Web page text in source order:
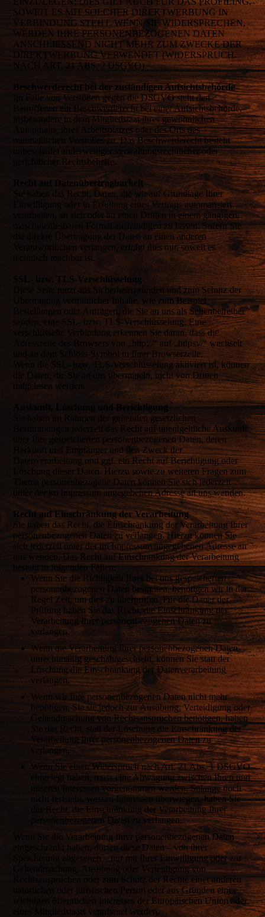
SOWEIT ES MIT SOLCHER DIREKTWERBUNG IN
VERBINDUNG STEHT. WENN SIE WIDERSPRECHEN,
WERDEN IHRE PERSONENBEZOGENEN DATEN
ANSCHLIESSEND NICHT MEHR ZUM ZWECKE DER
DIREKTWERBUNG VERWENDET (WIDERSPRUCH
NACH ART. 21 ABS. 2 DSGVO).
Beschwerderecht bei der zuständigen Aufsichtsbehörde
Im Falle von Verstößen gegen die DSGVO steht den
Betroffenen ein Beschwerderecht bei einer Aufsichtsbehörde,
insbesondere in dem Mitgliedstaat ihres gewöhnlichen
Aufenthalts, ihres Arbeitsplatzes oder des Orts des
mutmaßlichen Verstoßes zu. Das Beschwerderecht besteht
unbeschadet anderweitiger verwaltungsrechtlicher oder
gerichtlicher Rechtsbehelfe.
Recht auf Datenübertragbarkeit
Sie haben das Recht, Daten, die wir auf Grundlage Ihrer
Einwilligung oder in Erfüllung eines Vertrags automatisiert
verarbeiten, an sich oder an einen Dritten in einem gängigen,
maschinenlesbaren Format aushändigen zu lassen. Sofern Sie
die direkte Übertragung der Daten an einen anderen
Verantwortlichen verlangen, erfolgt dies nur, soweit es
technisch machbar ist.
SSL- bzw. TLS-Verschlüsselung
Diese Seite nutzt aus Sicherheitsgründen und zum Schutz der
Übertragung vertraulicher Inhalte, wie zum Beispiel
Bestellungen oder Anfragen, die Sie an uns als Seitenbetreiber
senden, eine SSL- bzw. TLS-Verschlüsselung. Eine
verschlüsselte Verbindung erkennen Sie daran, dass die
Adresszeile des Browsers von „http://“ auf „https://“ wechselt
und an dem Schloss-Symbol in Ihrer Browserzeile.
Wenn die SSL- bzw. TLS-Verschlüsselung aktiviert ist, können
die Daten, die Sie an uns übermitteln, nicht von Dritten
mitgelesen werden.
Auskunft, Löschung und Berichtigung
Sie haben im Rahmen der geltenden gesetzlichen
Bestimmungen jederzeit das Recht auf unentgeltliche Auskunft
über Ihre gespeicherten personenbezogenen Daten, deren
Herkunft und Empfänger und den Zweck der
Datenverarbeitung und ggf. ein Recht auf Berichtigung oder
Löschung dieser Daten. Hierzu sowie zu weiteren Fragen zum
Thema personenbezogene Daten können Sie sich jederzeit
unter der im Impressum angegebenen Adresse an uns wenden.
Recht auf Einschränkung der Verarbeitung
Sie haben das Recht, die Einschränkung der Verarbeitung Ihrer
personenbezogenen Daten zu verlangen. Hierzu können Sie
sich jederzeit unter der im Impressum angegebenen Adresse an
uns wenden. Das Recht auf Einschränkung der Verarbeitung
besteht in folgenden Fällen:
Wenn Sie die Richtigkeit Ihrer bei uns gespeicherten
personenbezogenen Daten bestreiten, benötigen wir in der
Regel Zeit, um dies zu überprüfen. Für die Dauer der
Prüfung haben Sie das Recht, die Einschränkung der
Verarbeitung Ihrer personenbezogenen Daten zu
verlangen.
Wenn die Verarbeitung Ihrer personenbezogenen Daten
unrechtmäßig geschah/geschieht, können Sie statt der
Löschung die Einschränkung der Datenverarbeitung
verlangen.
Wenn wir Ihre personenbezogenen Daten nicht mehr
benötigen, Sie sie jedoch zur Ausübung, Verteidigung oder
Geltendmachung von Rechtsansprüchen benötigen, haben
Sie das Recht, statt der Löschung die Einschränkung der
Verarbeitung Ihrer personenbezogenen Daten zu
verlangen.
Wenn Sie einen Widerspruch nach Art. 21 Abs. 1 DSGVO
eingelegt haben, muss eine Abwägung zwischen Ihren und
unseren Interessen vorgenommen werden. Solange noch
nicht feststeht, wessen Interessen überwiegen, haben Sie
das Recht, die Einschränkung der Verarbeitung Ihrer
personenbezogenen Daten zu verlangen.
Wenn Sie die Verarbeitung Ihrer personenbezogenen Daten
eingeschränkt haben, dürfen diese Daten – von ihrer
Speicherung abgesehen – nur mit Ihrer Einwilligung oder zur
Geltendmachung, Ausübung oder Verteidigung von
Rechtsansprüchen oder zum Schutz der Rechte einer anderen
natürlichen oder juristischen Person oder aus Gründen eines
wichtigen öffentlichen Interesses der Europäischen Union oder
eines Mitgliedstaats verarbeitet werden.